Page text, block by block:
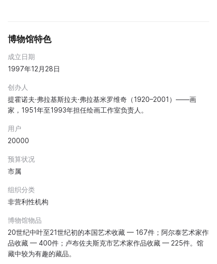
博物馆特色
成立日期
1997年12月28日
创办人
提霍诺夫·弗拉基斯拉夫·弗拉基米罗维奇（1920–2001）——画
家，1951年至1993年担任绘画工作室负责人。
用户
20000
预算状况
市属
组织分类
非营利性机构
博物馆物品
20世纪中叶至21世纪初的本国艺术收藏 — 167件；阿尔泰艺术家作
品收藏 — 400件；卢布佐夫斯克市艺术家作品收藏 — 225件。馆
藏中较为有趣的藏品。